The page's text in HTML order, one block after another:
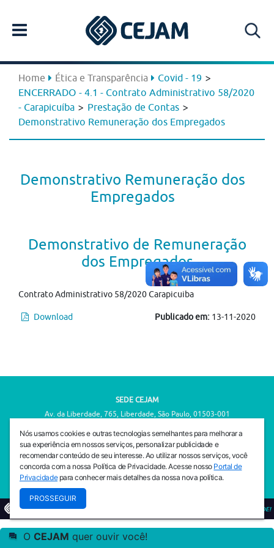
Home Ética e Transparência Covid - 19 >
ENCERRADO - 4.1 - Contrato Administrativo 58/2020
- Carapicuíba > Prestação de Contas >
Demonstrativo Remuneração dos Empregados
Demonstrativo Remuneração dos
Empregados
Demonstrativo de Remuneração
dos Empregados
Contrato Administrativo 58/2020 Carapicuiba
Download Publicado em: 13-11-2020
SEDE CEJAM
Av. da Liberdade, 765, Liberdade, São Paulo, 01503-001
INSTITUTO CEJAM
Av. da Liberdade, 765, Liberdade, São Paulo, 01503-001
(11) 3469 - 1818
© 2026 PREVENIR É VIVER COM QUALIDADE!
Nós usamos cookies e outras tecnologias semelhantes para melhorar a
sua experiência em nossos serviços, personalizar publicidade e
recomendar conteúdo de seu interesse. Ao utilizar nossos serviços, você
concorda com a nossa Política de Privacidade. Acesse nosso Portal de
Privacidadepara conhecer mais detalhes da nossa nova política.
PROSSEGUIR
O CEJAM quer ouvir você!